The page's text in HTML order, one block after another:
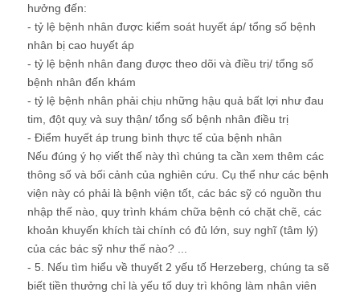
hưởng đến:
- tỷ lệ bệnh nhân được kiểm soát huyết áp/ tổng số bệnh
nhân bị cao huyết áp
- tỷ lệ bệnh nhân đang được theo dõi và điều trị/ tổng số
bệnh nhân đến khám
- tỷ lệ bệnh nhân phải chịu những hậu quả bất lợi như đau
tim, đột quỵ và suy thận/ tổng số bệnh nhân điều trị
- Điểm huyết áp trung bình thực tế của bệnh nhân
Nếu đúng ý họ viết thế này thì chúng ta cần xem thêm các
thông số và bối cảnh của nghiên cứu. Cụ thể như các bệnh
viện này có phải là bệnh viện tốt, các bác sỹ có nguồn thu
nhập thế nào, quy trình khám chữa bệnh có chặt chẽ, các
khoản khuyến khích tài chính có đủ lớn, suy nghĩ (tâm lý)
của các bác sỹ như thế nào? ...
- 5. Nếu tìm hiểu về thuyết 2 yếu tố Herzeberg, chúng ta sẽ
biết tiền thưởng chỉ là yếu tố duy trì không làm nhân viên